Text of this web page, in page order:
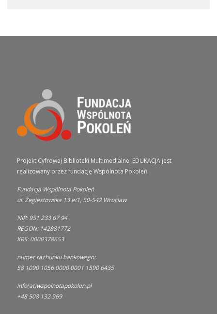
Projekt Cyfrowej Biblioteki Multimedialnej EDUKACJA jest
realizowany przez fundację Wspólnota Pokoleń.
Fundacja Wspólnota Pokoleń
ul. Żegiestowska 13 e/1, 50-542 Wrocław
NIP: 951 233 67 94
REGON: 142881772
KRS: 0000378653
numer rachunku bankowego:
58 1090 1056 0000 0001 1590 6435
info(at)wspolnotapokolen.pl
+48 508 132 969